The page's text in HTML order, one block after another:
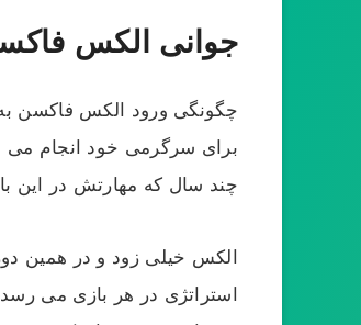
جوانی الکس
چگونگی ورود الکس فاکسن به
برای سرگرمی خود انجام می
چند سال که مهارتش در این
الکس خیلی زود و در همین
استراتژی در هر بازی می